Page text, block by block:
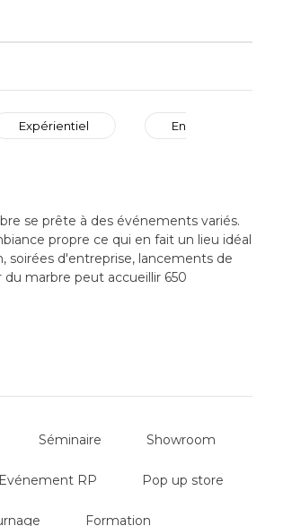
Expérientiel En
se prête à des événements variés.
propre ce qui en fait un lieu idéal
soirées d'entreprise, lancements de
marbre peut accueillir 650
Séminaire Showroom
Evénement RP Pop up store
Formation